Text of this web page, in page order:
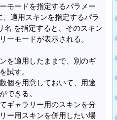
モードを指定するパラメー
、適用スキンを指定するパラ
名 を指定すると、そのスキン
ーモードが表示される。
を適用したままで、別のギ
試す。
個を用意しておいて、用途
できる。
ギャラリー用のスキンを分
ー用スキンを併用したい場